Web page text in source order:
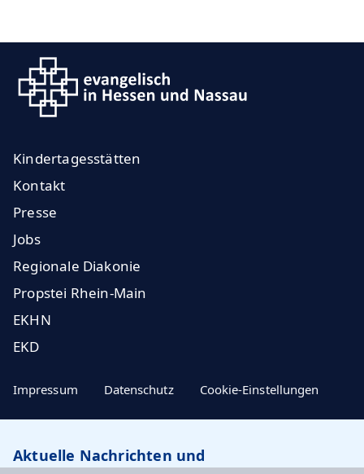
Kindertagesstätten
Kontakt
Presse
Jobs
Regionale Diakonie
Propstei Rhein-Main
EKHN
EKD
Impressum Datenschutz Cookie-Einstellungen
Aktuelle Nachrichten und